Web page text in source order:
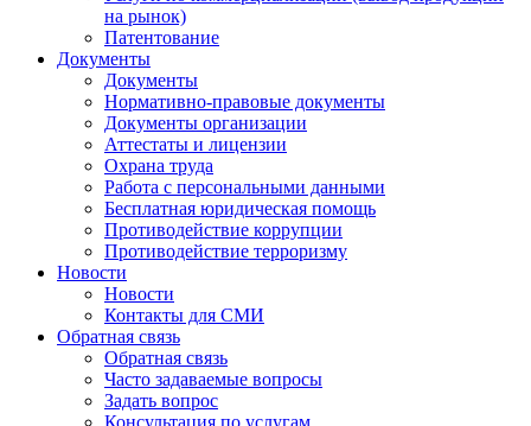
на рынок)
Патентование
Документы
Документы
Нормативно-правовые документы
Документы организации
Аттестаты и лицензии
Охрана труда
Работа с персональными данными
Бесплатная юридическая помощь
Противодействие коррупции
Противодействие терроризму
Новости
Новости
Контакты для СМИ
Обратная связь
Обратная связь
Часто задаваемые вопросы
Задать вопрос
Консультация по услугам